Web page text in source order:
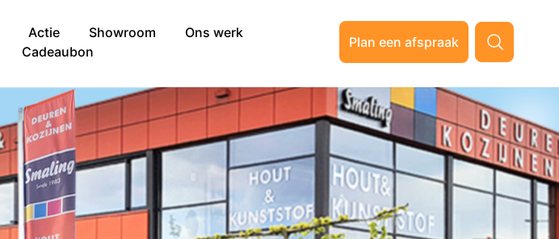
Actie Showroom
Ons werk
Cadeaubon
Plan een afspraak